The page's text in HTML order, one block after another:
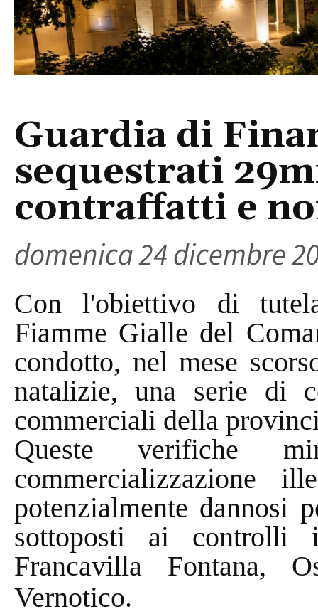
Guardia di
sequestrati
contraffatti e
domenica 24 dicembre
Con l'obiettivo di
Fiamme Gialle del
condotto, nel mese
natalizie, una serie di
commerciali della
Queste verifiche
commercializzazione
potenzialmente dannosi
sottoposti ai controlli
Francavilla Fontana,
Vernotico.